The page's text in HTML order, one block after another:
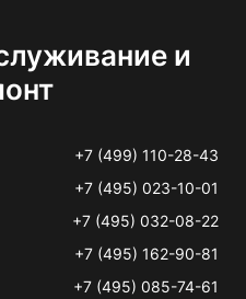
и
+7 (499) 110-28-43
+7 (495) 023-10-01
+7 (495) 032-08-22
+7 (495) 162-90-81
+7 (495) 085-74-61